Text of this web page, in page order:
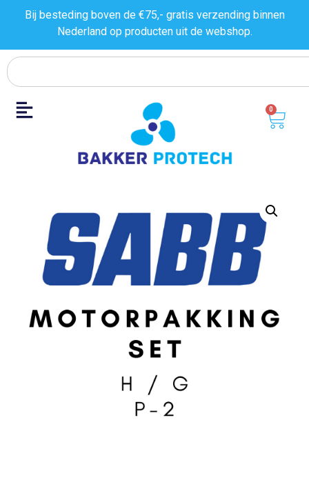
Bij besteding boven de €75,- gratis verzending binnen
Nederland op producten uit de webshop.
0